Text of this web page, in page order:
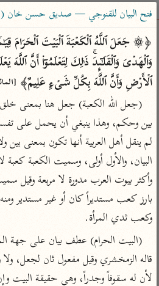
ساهم معنا في نشر القرآن
الباحث
بحث تفسير علوم
or more characters for results.
Type 1 or more
characters for results.
أمّهات
تفسير الطبري
تفسير ابن كثير
تفسير القرطبي
تفسير البغوي
جمع الأقوال
عامّة
فتح البيان
فتح القدير
موسوعات
تفسير
فتح البيان للقنوجي — صديق حسن خان (١٣٠٧ هـ)
ٱلۡأَرۡضِ وَأَنَّ ٱللَّهَ بِكُلِّ شَیۡءٍ عَلِیمٌ﴾
وكعب ثدي المرأة.